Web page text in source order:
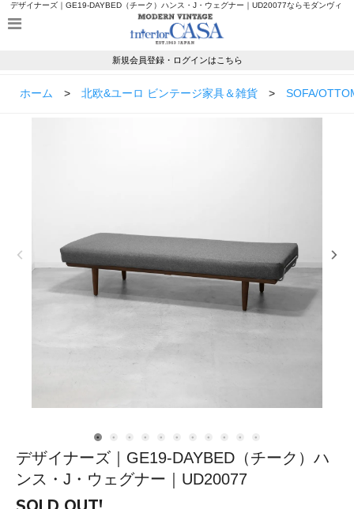
デザイナーズ｜GE19-DAYBED（チーク）ハンス・J・ウェグナー｜UD20077ならモダンヴィ
新規会員登録・ログインはこちら
ホーム > 北欧&ユーロ ビンテージ家具＆雑貨 > SOFA/
デザイナーズ｜GE19-DAYBED（チーク）ハ
ンス・J・ウェグナー｜UD20077